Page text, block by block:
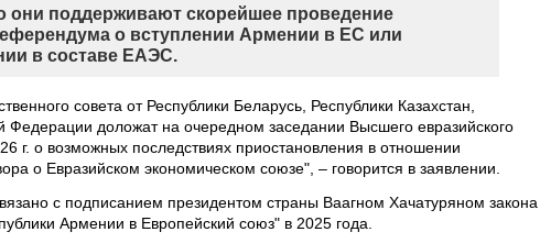
они поддерживают скорейшее проведение
о вступлении Армении в ЕС или
в составе ЕАЭС.
совета от Республики Беларусь, Республики Казахстан,
Федерации доложат на очередном заседании Высшего евразийского
г. о возможных последствиях приостановления в отношении
о Евразийском экономическом союзе", – говорится в заявлении.
с подписанием президентом страны Ваагном Хачатуряном закона
Армении в Европейский союз" в 2025 года.